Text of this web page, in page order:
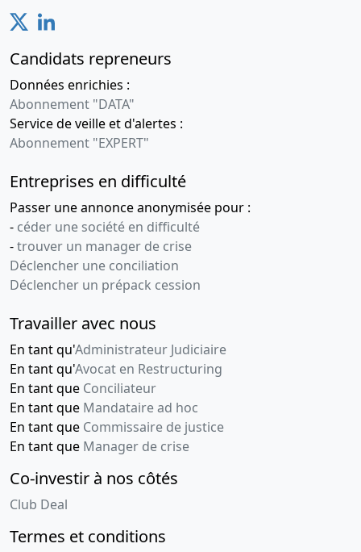
Candidats repreneurs
Données enrichies :
Abonnement "DATA"
Service de veille et d'alertes :
Abonnement "EXPERT"
Entreprises en difficulté
Passer une annonce anonymisée pour :
- céder une société en difficulté
-trouver un manager de crise
Déclencher une conciliation
Déclencher un prépack cession
Travailler avec nous
En tant qu'Administrateur Judiciaire
En tant qu'Avocat en Restructuring
En tant que Conciliateur
En tant que Mandataire ad hoc
En tant que Commissaire de justice
En tant que Manager de crise
Co-investir à nos côtés
Club Deal
Termes et conditions